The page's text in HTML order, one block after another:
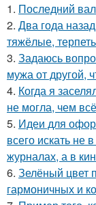
1. Последний
2. Два года
тяжёлые,
3. Задаюсь
мужа от другой,
4. Когда я
не могла, чем
5. Идеи для
всего искать не
журналах, а в
6. Зелёный цвет
гармоничных и